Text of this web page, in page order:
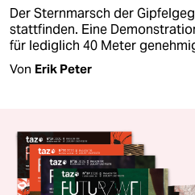
Der Sternmarsch der
stattfinden. Eine
für lediglich 40 Meter
Von Erik Peter